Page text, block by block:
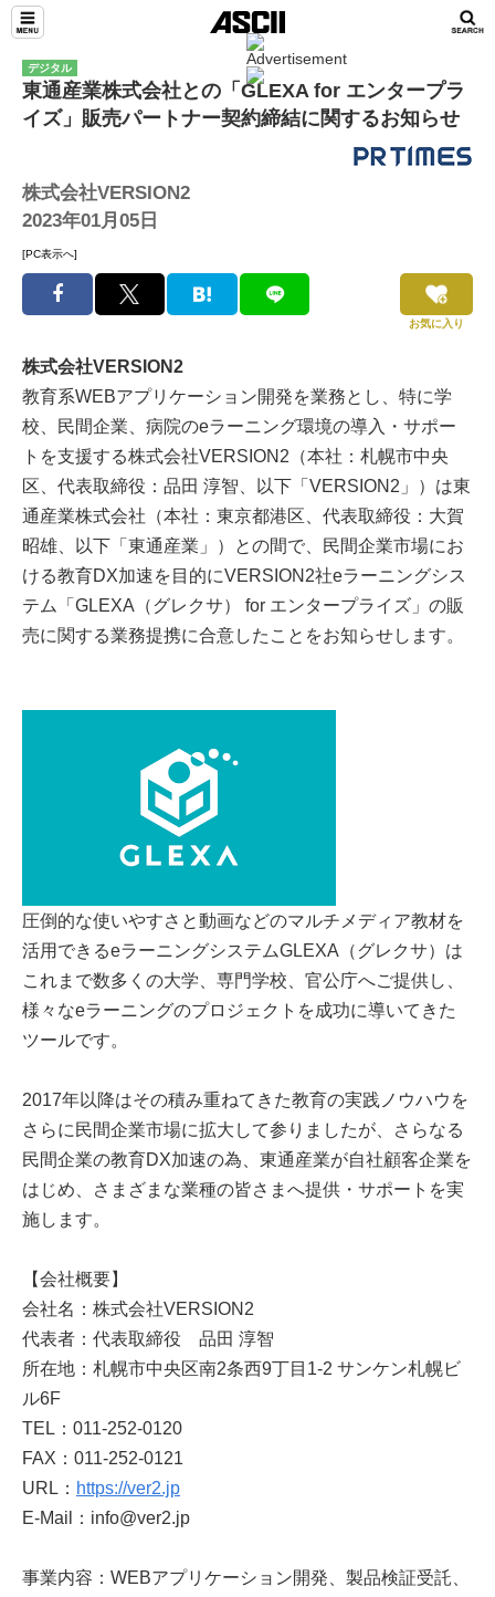
デジタル
東通産業株式会社との「GLEXA for エンタープラ
イズ」販売パートナー契約締結に関するお知らせ
株式会社VERSION2
2023年01月05日
[PC表示へ]
お気に入り
株式会社VERSION2
教育系WEBアプリケーション開発を業務とし、特に学
校、民間企業、病院のeラーニング環境の導入・サポー
トを支援する株式会社VERSION2（本社：札幌市中央
区、代表取締役：品田 淳智、以下「VERSION2」）は東
通産業株式会社（本社：東京都港区、代表取締役：大賀
昭雄、以下「東通産業」）との間で、民間企業市場にお
ける教育DX加速を目的にVERSION2社eラーニングシス
テム「GLEXA（グレクサ） for エンタープライズ」の販
売に関する業務提携に合意したことをお知らせします。
圧倒的な使いやすさと動画などのマルチメディア教材を
活用できるeラーニングシステムGLEXA（グレクサ）は
これまで数多くの大学、専門学校、官公庁へご提供し、
様々なeラーニングのプロジェクトを成功に導いてきた
ツールです。
2017年以降はその積み重ねてきた教育の実践ノウハウを
さらに民間企業市場に拡大して参りましたが、さらなる
民間企業の教育DX加速の為、東通産業が自社顧客企業を
はじめ、さまざまな業種の皆さまへ提供・サポートを実
施します。
【会社概要】
会社名：株式会社VERSION2
代表者：代表取締役 品田 淳智
所在地：札幌市中央区南2条西9丁目1-2 サンケン札幌ビ
ル6F
TEL：011-252-0120
FAX：011-252-0121
URL： https://ver2.jp
E-Mail：info@ver2.jp
事業内容：WEBアプリケーション開発、製品検証受託、